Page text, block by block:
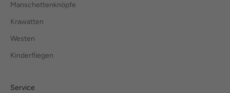
Manschettenknöpfe
Krawatten
Westen
Kinderfliegen
Service